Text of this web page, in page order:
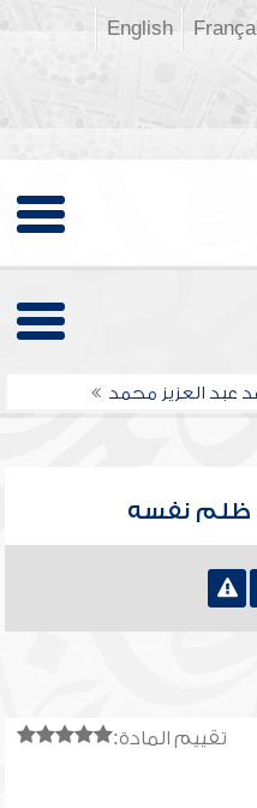
English
عبد العزيز محمد
ظلم نفسه
تقييم المادة: